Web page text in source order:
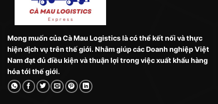
Mong muốn của Cà Mau Logistics là có thể kết nối và thực
hiện dịch vụ trên thế giới. Nhằm giúp các Doanh nghiệp Việt
Nam đạt đủ điều kiện và thuận lợi trong việc xuất khẩu hàng
hóa tới thế giới.